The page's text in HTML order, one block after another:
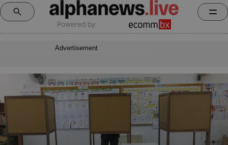
Powered by:
Advertisement